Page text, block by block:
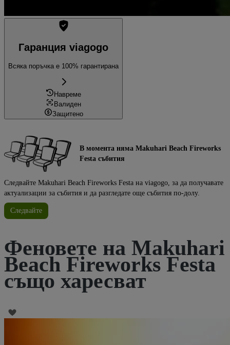
Гаранция viagogo
Всяка поръчка е 100% гарантирана
Навреме
Валиден
Защитено
В момента няма Makuhari Beach Fireworks
Festa събития
Следвайте Makuhari Beach Fireworks Festa на viagogo, за да получавате
актуализации за събития и да разгледате още събития по-долу.
Следвайте
Феновете на Makuhari
Beach Fireworks Festa
също харесват